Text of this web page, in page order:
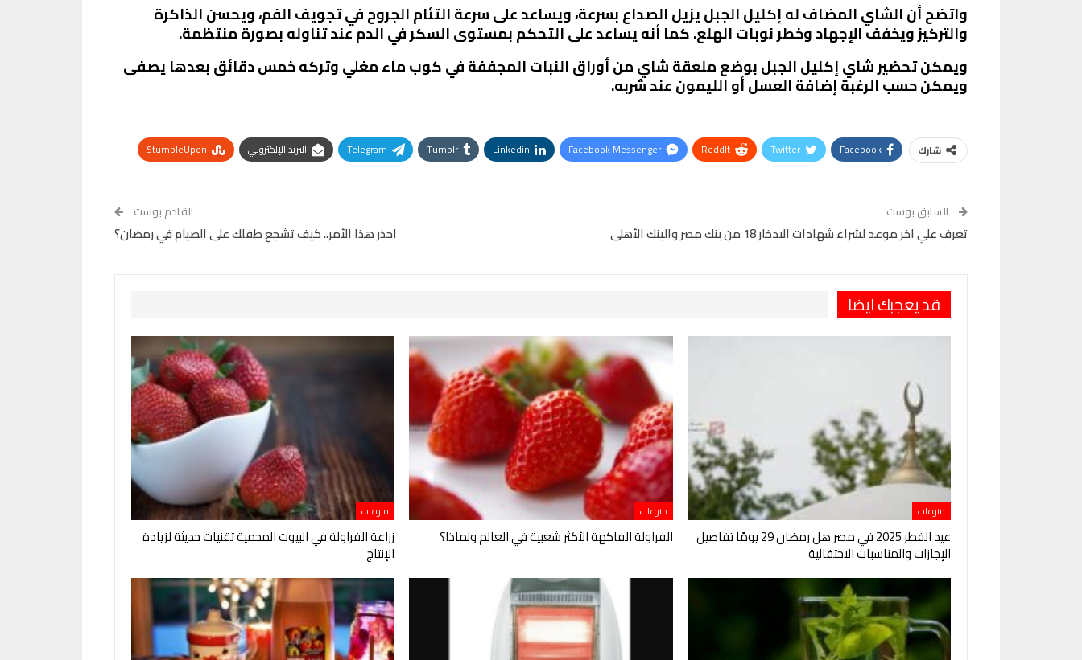
واتضح أن الشاي المضاف له إكليل الجبل يزيل الصداع بسرعة، ويساعد على سرعة التئام الجروح في تجويف الفم، ويحسن الذاكرة
والتركيز ويخفف الإجهاد وخطر نوبات الهلع. كما أنه يساعد على التحكم بمستوى السكر في الدم عند تناوله بصورة منتظمة.
ويمكن تحضير شاي إكليل الجبل بوضع ملعقة شاي من أوراق النبات المجففة في كوب ماء مغلي وتركه خمس دقائق بعدها يصفى
ويمكن حسب الرغبة إضافة العسل أو الليمون عند شربه.
شارك Facebook
Twitter
ReddIt
Facebook Messenger
Linkedin
Tumblr
Telegram البريد الإلكتروني
StumbleUpon
السابق بوست
تعرف علي اخر موعد لشراء شهادات الادخار 18 من بنك مصر والبنك الأهلى
القادم بوست
احذر هذا الأمر.. كيف تشجع طفلك على الصيام في رمضان؟
قد يعجبك ايضا
منوعات
عيد الفطر 2025 في مصر هل رمضان 29 يومًا تفاصيل
الإجازات والمناسبات الاحتفالية
منوعات
الفراولة الفاكهة الأكثر شعبية في العالم ولماذا؟
منوعات
زراعة الفراولة في البيوت المحمية تقنيات حديثة لزيادة
الإنتاج